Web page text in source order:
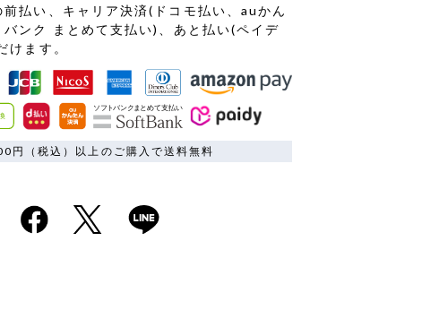
払い、キャリア決済(ドコモ払い、auかん
バンク まとめて支払い)、あと払い(ペイデ
けます。
円（税込）以上のご購入で送料無料